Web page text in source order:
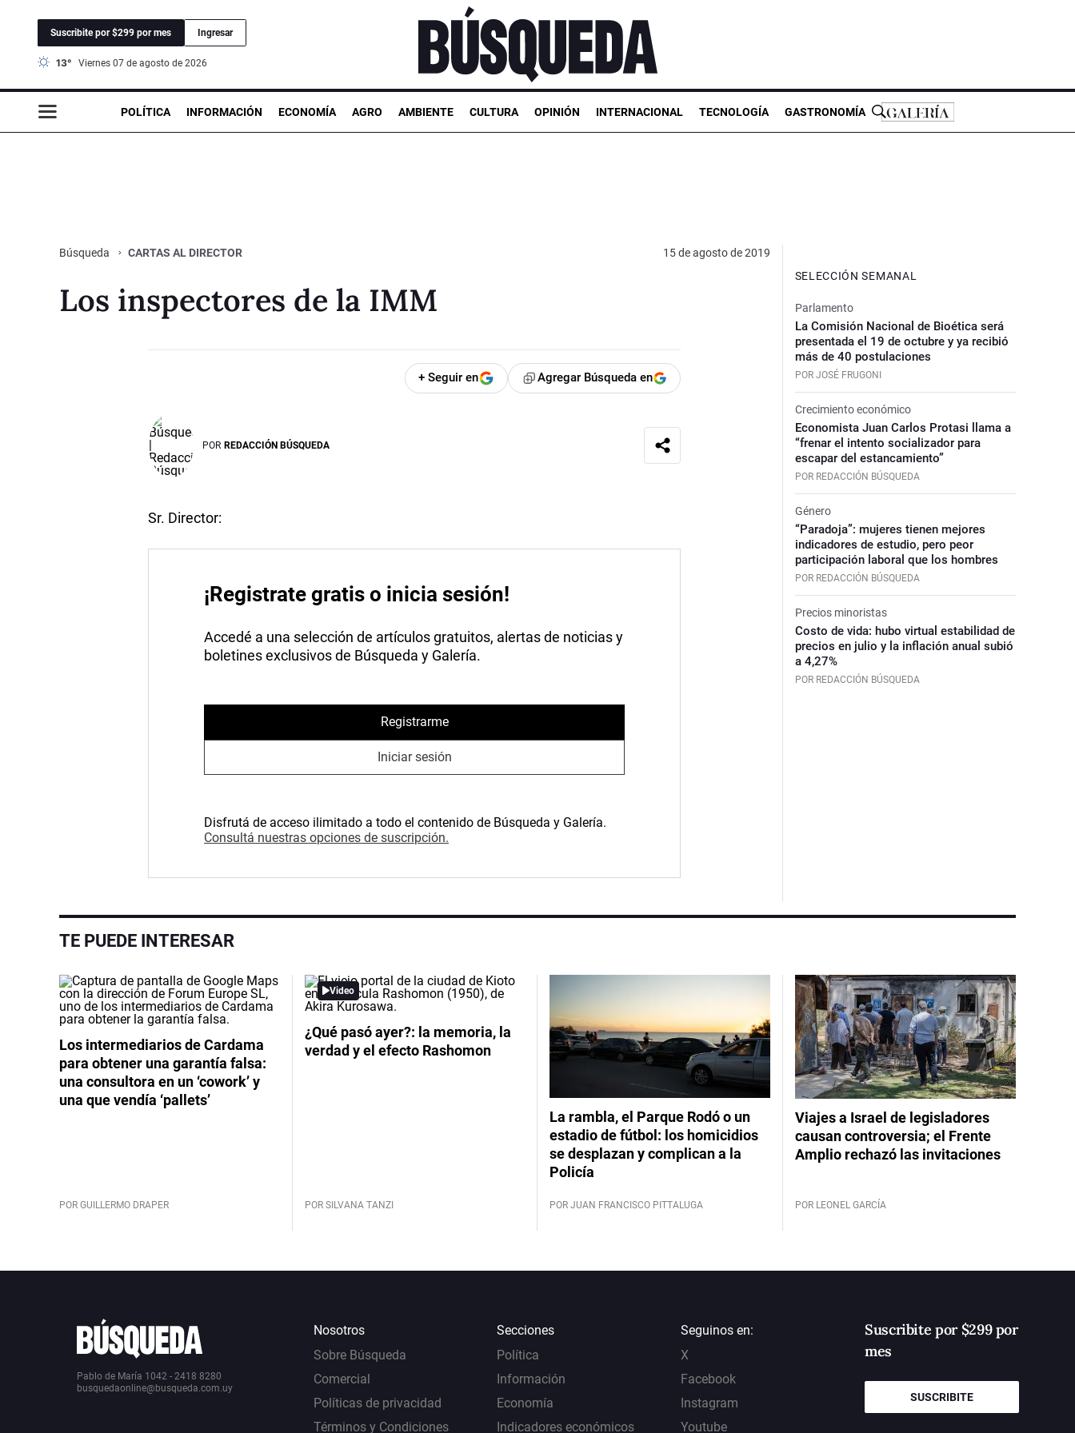
Suscribite por $299 por mes Ingresar
13° viernes 07 de agosto de 2026
POLÍTICA INFORMACIÓN ECONOMÍA AGRO AMBIENTE CULTURA OPINIÓN INTERNACIONAL TECNOLOGÍA GASTRONOMÍA
Búsqueda CARTAS AL DIRECTOR 15 de agosto de 2019
Los inspectores de la IMM
+ Seguir en Agregar Búsqueda en
POR REDACCIÓN BÚSQUEDA
Sr. Director:
¡Registrate gratis o inicia sesión!
Accedé a una selección de artículos gratuitos, alertas de noticias y
boletines exclusivos de Búsqueda y Galería.
Registrarme
Iniciar sesión
Disfrutá de acceso ilimitado a todo el contenido de Búsqueda y Galería.
Consultá nuestras opciones de suscripción.
SELECCIÓN SEMANAL
Parlamento
La Comisión Nacional de Bioética será
presentada el 19 de octubre y ya recibió
más de 40 postulaciones
POR JOSÉ FRUGONI
Crecimiento económico
Economista Juan Carlos Protasi llama a
“frenar el intento socializador para
escapar del estancamiento”
POR REDACCIÓN BÚSQUEDA
Género
“Paradoja”: mujeres tienen mejores
indicadores de estudio, pero peor
participación laboral que los hombres
POR REDACCIÓN BÚSQUEDA
Precios minoristas
Costo de vida: hubo virtual estabilidad de
precios en julio y la inflación anual subió
a 4,27%
POR REDACCIÓN BÚSQUEDA
TE PUEDE INTERESAR
Los intermediarios de Cardama
para obtener una garantía falsa:
una consultora en un ‘cowork’ y
una que vendía ‘pallets’
POR GUILLERMO DRAPER
Video
¿Qué pasó ayer?: la memoria, la
verdad y el efecto Rashomon
POR SILVANA TANZI
La rambla, el Parque Rodó o un
estadio de fútbol: los homicidios
se desplazan y complican a la
Policía
POR JUAN FRANCISCO PITTALUGA
Viajes a Israel de legisladores
causan controversia; el Frente
Amplio rechazó las invitaciones
POR LEONEL GARCÍA
Pablo de María 1042 - 2418 8280
busquedaonline@busqueda.com.uy
Nosotros
Sobre Búsqueda
Comercial
Políticas de privacidad
Términos y Condiciones
Secciones
Política
Información
Economía
Indicadores económicos
Seguinos en:
X
Facebook
Instagram
Youtube
Suscribite por $299 por
mes
SUSCRIBITE